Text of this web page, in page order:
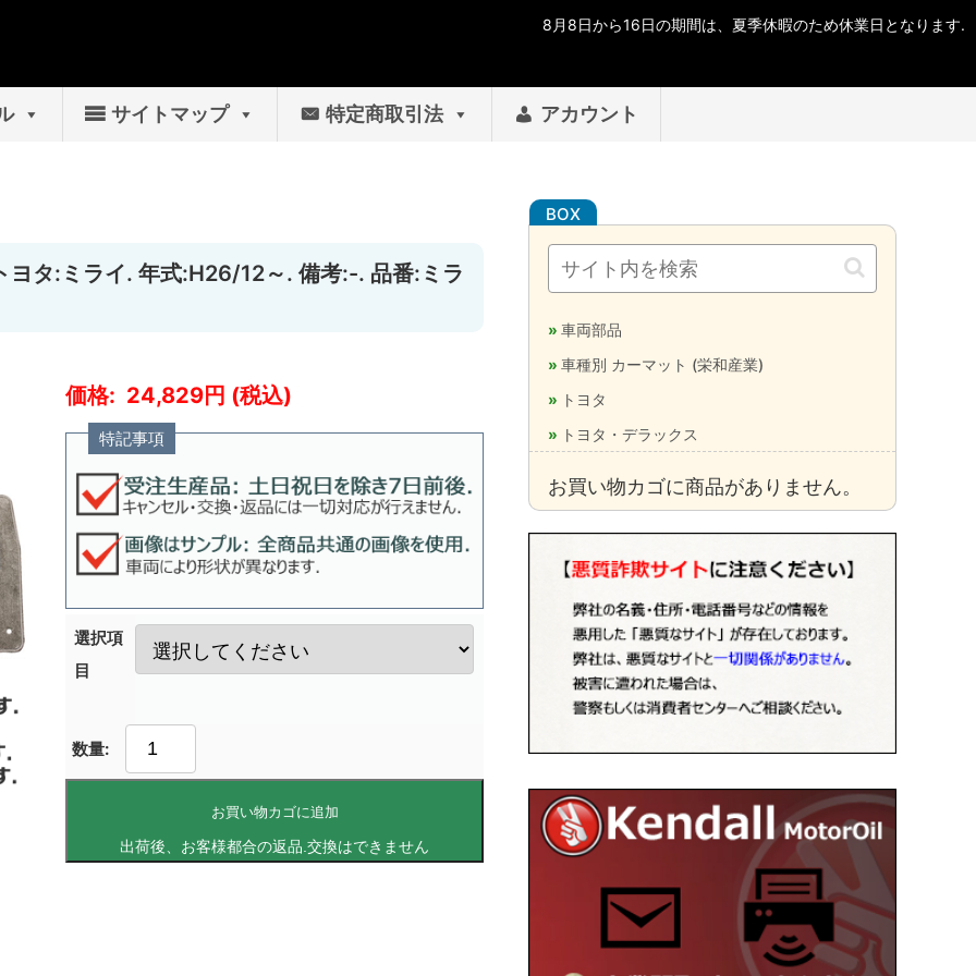
サイトマップ 特定商取引法 アカウント
ヨタ:ミライ. 年式:H26/12～. 備考:-. 品番:ミラ
24,829
特記事項
選択項
目
お買い物カゴに追加
車両部品
車種別 カーマット (栄和産業)
トヨタ
トヨタ・デラックス
お買い物カゴに商品がありません。